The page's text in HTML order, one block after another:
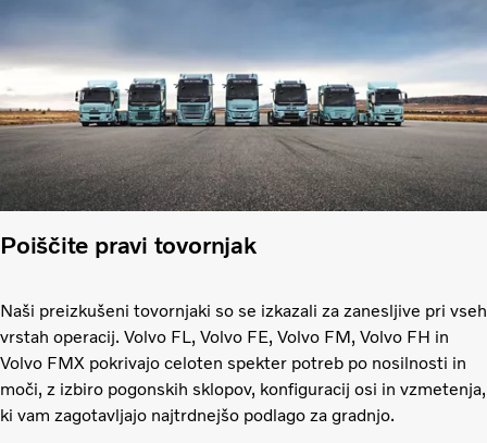
Poiščite pravi tovornjak
Naši preizkušeni tovornjaki so se izkazali za zanesljive pri vseh
vrstah operacij. Volvo FL, Volvo FE, Volvo FM, Volvo FH in
Volvo FMX pokrivajo celoten spekter potreb po nosilnosti in
moči, z izbiro pogonskih sklopov, konfiguracij osi in vzmetenja,
ki vam zagotavljajo najtrdnejšo podlago za gradnjo.